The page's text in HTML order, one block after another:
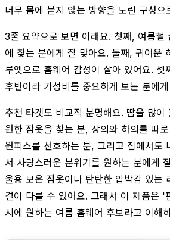
너무 몸에 붙지 않는 방향을 노린 구성으
3줄 요약으로 보면 이래요. 첫째, 여름철
에 찾는 분에게 잘 맞아요. 둘째, 귀여운
루엣으로 홈웨어 감성이 살아 있어요. 셋
후반이라 가성비를 중요하게 보는 분에
추천 타겟도 비교적 분명해요. 땀을 많이
원한 잠옷을 찾는 분, 상의와 하의를 따
원피스를 선호하는 분, 그리고 집에서도
서 사랑스러운 분위기를 원하는 분에게
울용 보온 잠옷이나 탄탄한 압박감 있는
결이 다를 수 있어요. 그래서 이 제품은 '
시에 원하는 여름 홈웨어 후보라고 이해